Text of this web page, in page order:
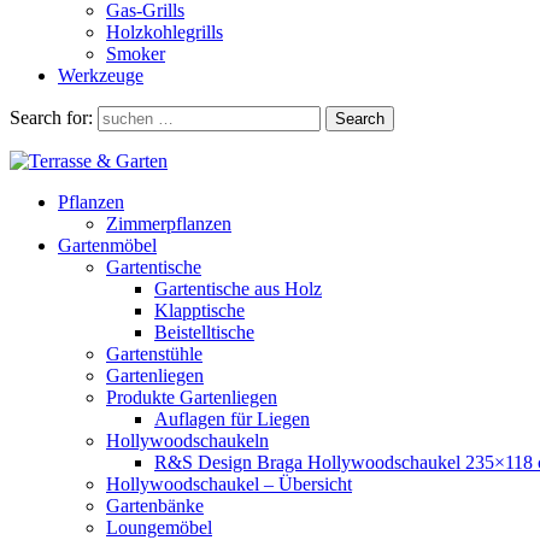
Gas-Grills
Holzkohlegrills
Smoker
Werkzeuge
Search for: Search
Pflanzen
Zimmerpflanzen
Gartenmöbel
Gartentische
Gartentische aus Holz
Klapptische
Beistelltische
Gartenstühle
Gartenliegen
Produkte Gartenliegen
Auflagen für Liegen
Hollywoodschaukeln
R&S Design Braga Hollywoodschaukel 235×118
Hollywoodschaukel – Übersicht
Gartenbänke
Loungemöbel